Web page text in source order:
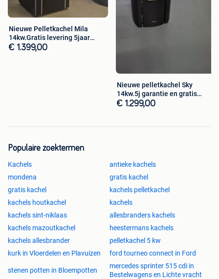
+ zuiniger
+ stiller
+ meer vermogen
Wij doen ook onderhoud, installaties, verkoop van
Top kwaliteit Beukenhouten pellets!!! Prijs op aanvraag
Nieuwe Pelletkachel Mila
14kw.Gratis levering 5jaar
garantie
€ 1.399,00
Nieuwe pelletkachel Sky
14kw.5j garantie en gratis
levering
€ 1.299,00
Populaire zoektermen
Kachels
antieke kachels
mondena
gratis kachel
gratis kachel
kachels pelletkachel
kachels houtkachel
kachels
kachels sint-niklaas
allesbranders kachels
kachels mazoutkachel
heestermans kachels
kachels allesbrander
pelletkachel 5 kw
kurk in Vloerdelen en Plavuizen
ford tourneo connect in Ford
stenen potten in Bloempotten
mercedes sprinter 515 cdi in
Bestelwagens en Lichte vracht